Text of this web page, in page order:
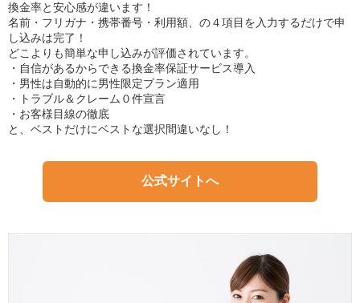
換金率と安心感が違います！
名前・フリガナ・携帯番号・利用額、の４項目を入力するだけで申
し込みは完了！
どこよりも簡単な申し込みが評価されています。
・自信があるからできる換金率保証サービス導入
・男性は自動的に男性限定プラン適用
・トラブル＆クレーム０件宣言
・お客様目線の徹底
と、ベストだけにベストな選択間違いなし！
公式サイトへ